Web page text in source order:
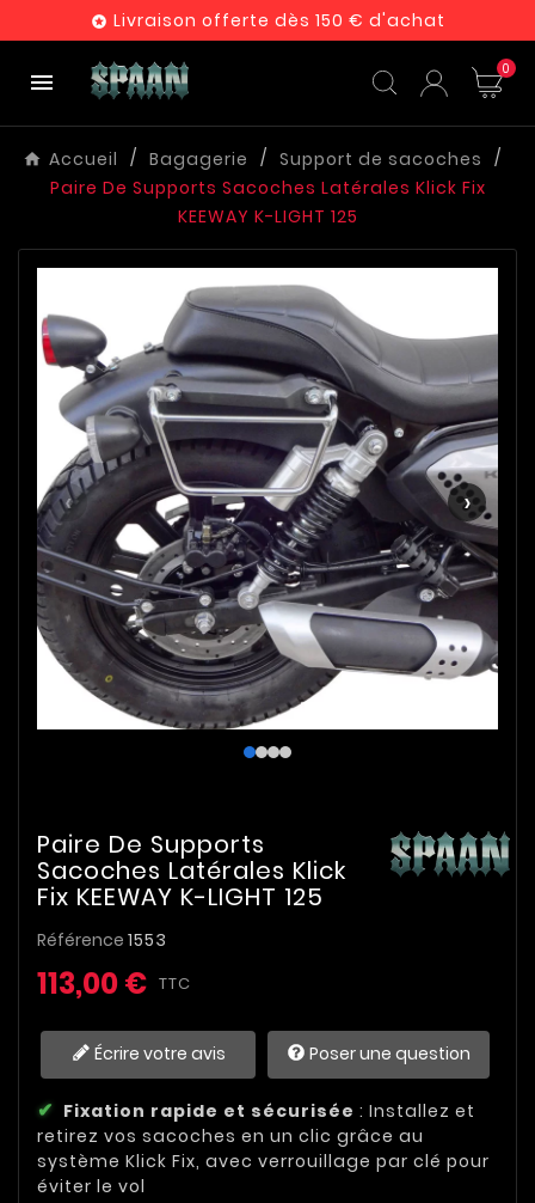
 Livraison offerte dès 150 € d'achat
 0
Accueil Bagagerie
Support de sacoches
Paire De Supports Sacoches Latérales Klick Fix
KEEWAY K-LIGHT 125
‹ ›
Paire De Supports
Sacoches Latérales Klick
Fix KEEWAY K-LIGHT 125
Référence 1553
113,00 € TTC
Écrire votre avis Poser une question
Fixation rapide et sécurisée : Installez et
retirez vos sacoches en un clic grâce au
système Klick Fix, avec verrouillage par clé pour
éviter le vol